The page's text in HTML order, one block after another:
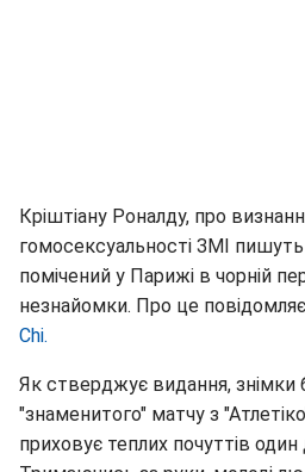
Кріштіану Роналду, про
гомосексуальності ЗМІ
помічений у Парижі в чорній
незнайомки. Про це
Chi.
Як стверджує видання, знімки
"знаменитого" матчу з
приховує теплих почуттів один